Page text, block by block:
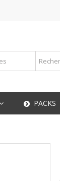
PACKS